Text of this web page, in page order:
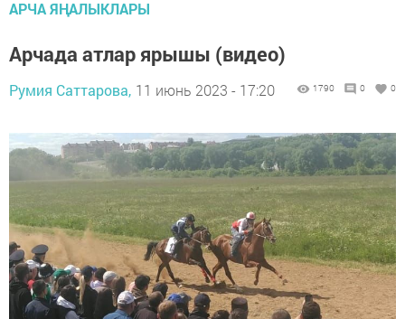
АРЧА ЯҢАЛЫКЛАРЫ
Арчада атлар ярышы (видео)
Румия Саттарова, 11 июнь 2023 - 17:20 1790 0 0